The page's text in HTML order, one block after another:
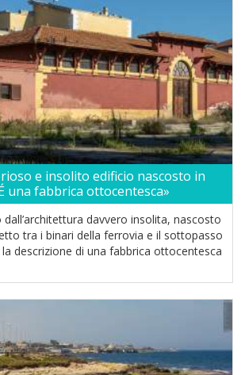
e insolito edificio nascosto in
una fabbrica ottocentesca»
dall’architettura davvero insolita, nascosto
tra i binari della ferrovia e il sottopasso
la descrizione di una fabbrica ottocentesca